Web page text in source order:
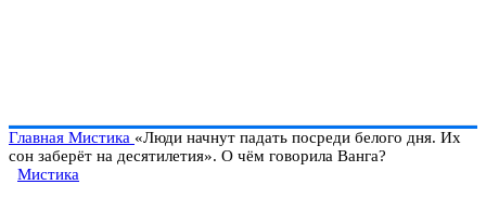
Главная Мистика «Люди начнут падать посреди белого дня. Их
сон заберёт на десятилетия». О чём говорила Ванга?
Мистика